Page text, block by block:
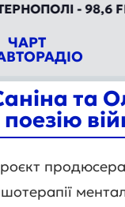
- 98,6 FM
ЧАРТ
та